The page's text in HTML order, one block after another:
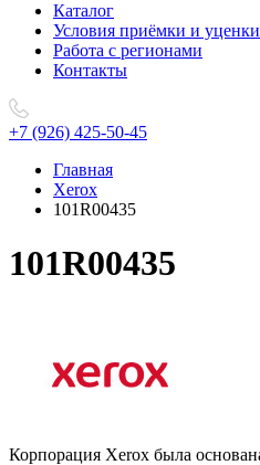
Каталог
Условия приёмки и уценки
Работа с регионами
Контакты
+7 (926) 425-50-45
Главная
Xerox
101R00435
101R00435
Корпорация Xerox была